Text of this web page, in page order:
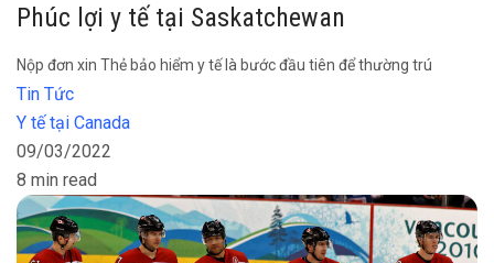
Phúc lợi y tế tại Saskatchewan
Nộp đơn xin Thẻ bảo hiểm y tế là bước đầu tiên để thường trú
Tin Tức
Y tế tại Canada
09/03/2022
8 min read